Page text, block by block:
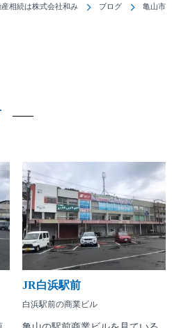
相続は株式会社和み ブログ 亀山市
JR白浜駅前
白浜駅前の商業ビル